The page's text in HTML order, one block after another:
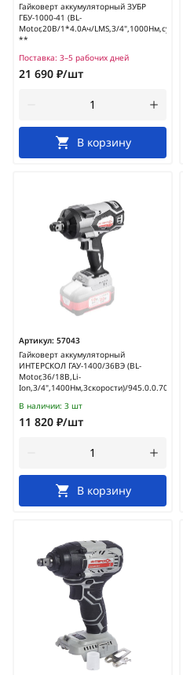
Гайковерт аккумуляторный ЗУБР
ГБУ-1000-41 (BL-
Motor,20В/1*4.0Ач/LMS,3/4",1000Нм,сумка)
**
Поставка: 3–5 рабочих дней
21 690 ₽/шт
В корзину
Артикул: 57043
Гайковерт аккумуляторный
ИНТЕРСКОЛ ГАУ-1400/36ВЭ (BL-
Motor,36/18В,Li-
Ion,3/4",1400Нм,3скорости)/945.0.0.70
В наличии: 3 шт
11 820 ₽/шт
В корзину